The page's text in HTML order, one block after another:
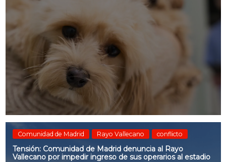
Comunidad de Madrid Rayo Vallecano conflicto
Tensión: Comunidad de Madrid denuncia al Rayo
Vallecano por impedir ingreso de sus operarios al estadio